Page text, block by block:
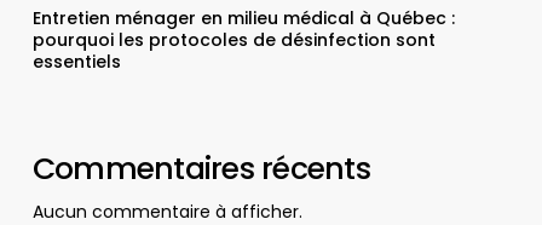
Entretien ménager en milieu médical à Québec :
pourquoi les protocoles de désinfection sont
essentiels
Commentaires récents
Aucun commentaire à afficher.